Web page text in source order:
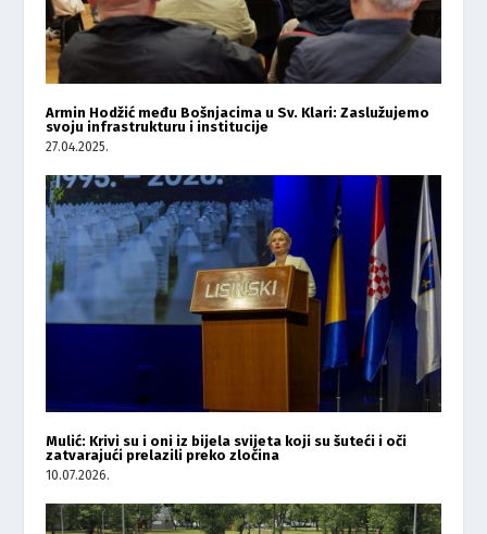
Armin Hodžić među Bošnjacima u Sv. Klari: Zaslužujemo
svoju infrastrukturu i institucije
27.04.2025.
Mulić: Krivi su i oni iz bijela svijeta koji su šuteći i oči
zatvarajući prelazili preko zločina
10.07.2026.